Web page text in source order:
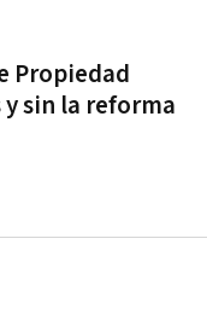
Propiedad
sin la reforma